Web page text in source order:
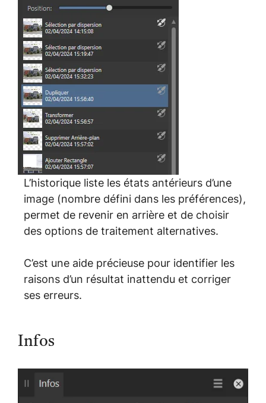
L’historique liste les états antérieurs d’une
image (nombre défini dans les préférences),
permet de revenir en arrière et de choisir
des options de traitement alternatives.
C’est une aide précieuse pour identifier les
raisons d’un résultat inattendu et corriger
ses erreurs.
Infos